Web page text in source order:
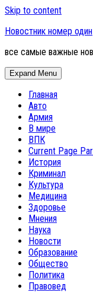
Skip to content
Новостник номер один
все самые важные
Expand Menu
Главная
Авто
Армия
В мире
ВПК
Current Page
История
Криминал
Культура
Медицина
Здоровье
Мнения
Наука
Новости
Образование
Общество
Политика
Правовед